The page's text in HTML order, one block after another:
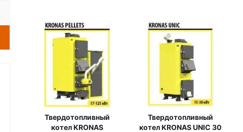
Твердотопливный
котел KRONAS
Твердотопливный
котел KRONAS UNIC 30